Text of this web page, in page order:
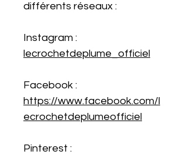
différents réseaux :
Instagram :
lecrochetdeplume_officiel
Facebook :
https://www.facebook.com/l
ecrochetdeplumeofficiel
Pinterest :